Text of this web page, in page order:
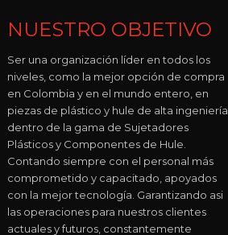
NUESTRO OBJETIVO
Ser una organización líder en todos los
niveles, como la mejor opción de compra
en Colombia y en el mundo entero, en
piezas de plástico y hule de alta ingeniería
dentro de la gama de Sujetadores
Plásticos y Componentes de Hule.
Contando siempre con el personal más
comprometido y capacitado, apoyados
con la mejor tecnología. Garantizando asi
las operaciones para nuestros clientes
actuales y futuros, constantemente